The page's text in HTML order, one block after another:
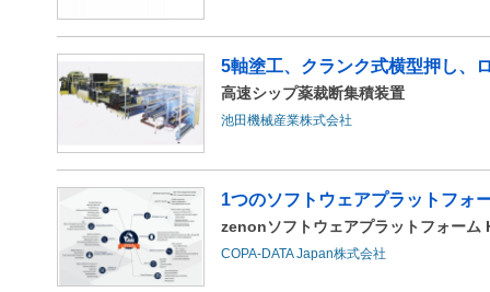
5軸塗工、クランク式横型押し、
高速シップ薬裁断集積装置
池田機械産業株式会社
1つのソフトウェアプラットフォ
zenonソフトウェアプラットフォーム
COPA-DATA Japan株式会社